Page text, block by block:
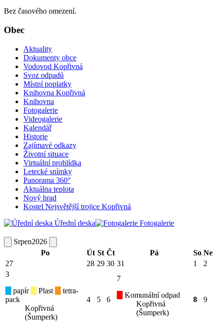
Bez časového omezení.
Obec
Aktuality
Dokumenty obce
Vodovod Kopřivná
Svoz odpadů
Místní poplatky
Knihovna Kopřivná
Knihovna
Fotogalerie
Videogalerie
Kalendář
Historie
Zajímavé odkazy
Životní situace
Virtuální prohlídka
Letecké snímky
Panorama 360°
Aktuálna teplota
Nový hrad
Kostel Nejsvětější trojice Kopřivná
Úřední deska
Fotogalerie
Srpen2026
Po
Út St Čt Pá So Ne
27
28 29 30 31 1
2
3
papír
Plast
tetra-
pack
Kopřivná
(Šumperk)
4 5 6
7
Komunální odpad
Kopřivná
(Šumperk)
8 9